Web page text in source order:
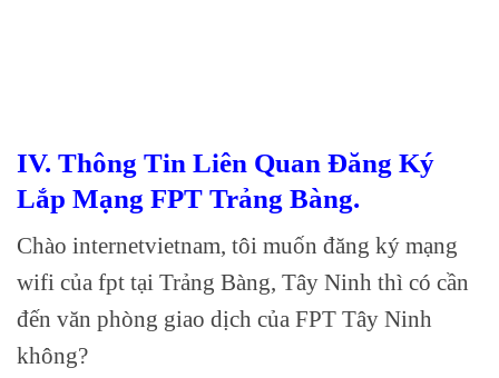
IV. Thông Tin Liên Quan Đăng Ký
Lắp Mạng FPT Trảng Bàng.
Chào internetvietnam, tôi muốn đăng ký mạng
wifi của fpt tại Trảng Bàng, Tây Ninh thì có cần
đến văn phòng giao dịch của FPT Tây Ninh
không?